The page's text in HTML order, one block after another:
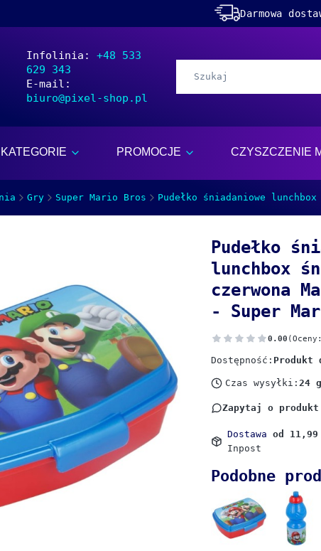
Darmowa
Infolinia: +48 533
629 343
E-mail:
biuro@pixel-shop.pl
KATEGORIE PROMOCJE CZYSZCZENIE
Gry Super Mario Bros Pudełko śniadaniowe
Pudełko
lunchbox
czerwona
- Super
0.00
Dostępność: Produkt
Czas wysyłki:24
Zapytaj o produkt
Dostawaod
Inpost
Podobne